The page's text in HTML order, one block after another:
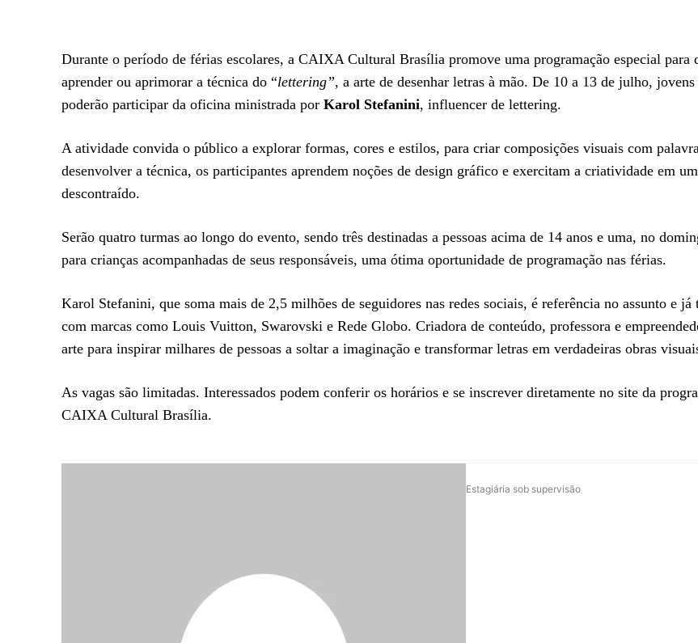
Durante o período de férias escolares, a CAIXA Cultural Brasília promove uma programação especial para
aprender ou aprimorar a técnica do “lettering”, a arte de desenhar letras à mão. De 10 a 13 de julho,
poderão participar da oficina ministrada por Karol Stefanini, influencer de lettering.
A atividade convida o público a explorar formas, cores e estilos, para criar composições visuais com
desenvolver a técnica, os participantes aprendem noções de design gráfico e exercitam a criatividade em
descontraído.
Serão quatro turmas ao longo do evento, sendo três destinadas a pessoas acima de 14 anos e uma, no
para crianças acompanhadas de seus responsáveis, uma ótima oportunidade de programação nas férias.
Karol Stefanini, que soma mais de 2,5 milhões de seguidores nas redes sociais, é referência no assunto e já
com marcas como Louis Vuitton, Swarovski e Rede Globo. Criadora de conteúdo, professora e
arte para inspirar milhares de pessoas a soltar a imaginação e transformar letras em verdadeiras obras
As vagas são limitadas. Interessados podem conferir os horários e se inscrever diretamente no site da
CAIXA Cultural Brasília.
Estagiária sob supervisão